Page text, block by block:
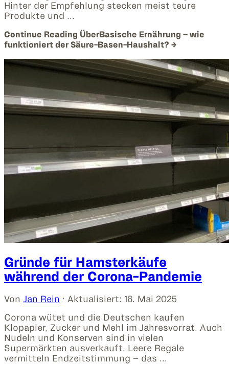
Hinter der Empfehlung stecken meist teure
Produkte und …
Continue Reading ÜberBasische Ernährung – wie
funktioniert der Säure-Basen-Haushalt? →
Gründe für Hamsterkäufe
während der Corona-Pandemie
Von Jan Rein · Aktualisiert: 16. Mai 2025
Corona wütet und die Deutschen kaufen
Klopapier, Zucker und Mehl im Jahresvorrat. Auch
Nudeln und Konserven sind in vielen
Supermärkten ausverkauft. Leere Regale
vermitteln Endzeitstimmung – das …